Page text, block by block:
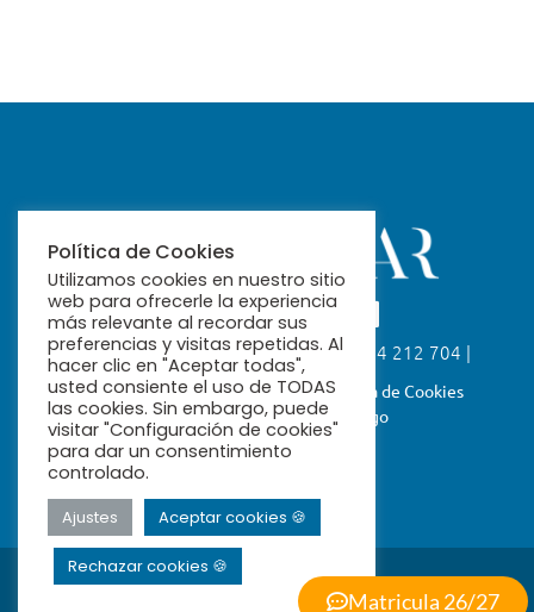
Matricula 26/27
Calle Fabiola, 26. 41004 Sevilla | 954 212 704 |
ribamar@ribamar.org
Aviso LegalPolítica de PrivacidadPolítica de Cookies
Términos y Condiciones de Pago
© 2026 Ribamar Powered byJumpers
Política de Cookies
Utilizamos cookies en nuestro sitio
web para ofrecerle la experiencia
más relevante al recordar sus
preferencias y visitas repetidas. Al
hacer clic en "Aceptar todas",
usted consiente el uso de TODAS
las cookies. Sin embargo, puede
visitar "Configuración de cookies"
para dar un consentimiento
controlado.
Ajustes Aceptar cookies 🍪
Rechazar cookies 🍪